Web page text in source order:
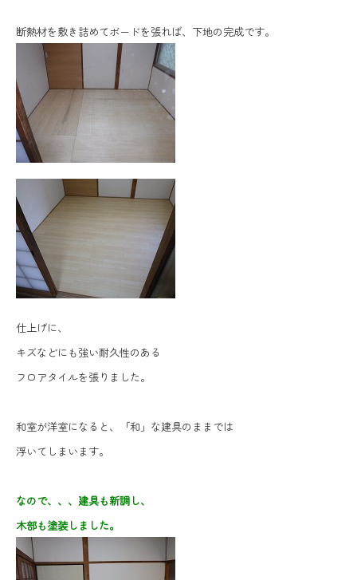
断熱材を敷き詰めてボードを張れば、下地の完成です。
仕上げに、
キズなどにも強い耐久性のある
フロアタイルを張りました。
和室が洋室になると、「和」な建具のままでは
浮いてしまいます。
なので、、、建具も新調し、
木部も塗装しました。